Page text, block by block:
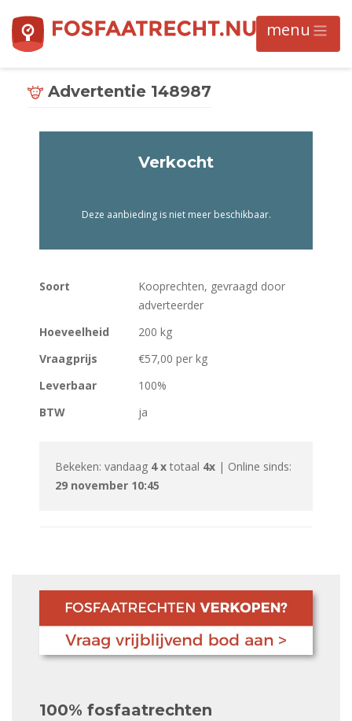
Advertentie 148987
Soort
Kooprechten, gevraagd door
adverteerder
Hoeveelheid
200 kg
Vraagprijs
€57,00 per kg
Leverbaar
100%
BTW
ja
Bekeken: vandaag 4 x totaal 4x | Online sinds:
29 november 10:45
Verkocht
Deze aanbieding is niet meer beschikbaar.
100% fosfaatrechten